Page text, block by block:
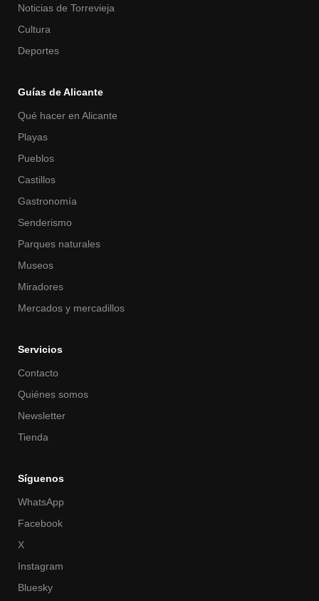
Noticias de Torrevieja
Cultura
Deportes
Guías de Alicante
Qué hacer en Alicante
Playas
Pueblos
Castillos
Gastronomía
Senderismo
Parques naturales
Museos
Miradores
Mercados y mercadillos
Servicios
Contacto
Quiénes somos
Newsletter
Tienda
Síguenos
WhatsApp
Facebook
X
Instagram
Bluesky